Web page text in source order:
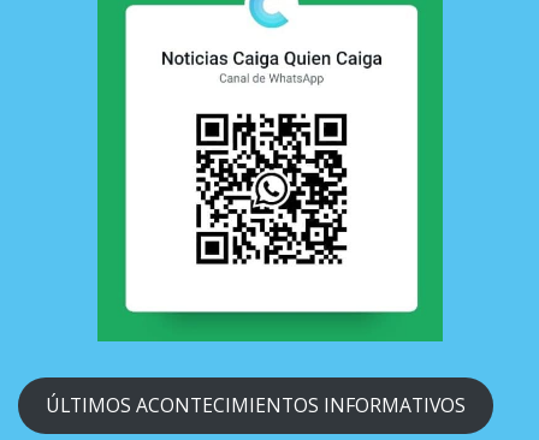
ÚLTIMOS ACONTECIMIENTOS INFORMATIVOS